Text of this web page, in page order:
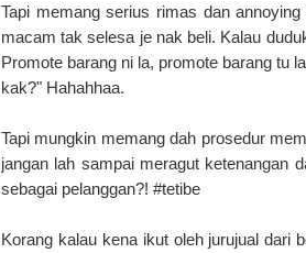
Tapi memang serius rimas dan
macam tak selesa je nak beli. Kalau
Promote barang ni la, promote barang tu
kak?" Hahahhaa.
Tapi mungkin memang dah prosedur
jangan lah sampai meragut ketenangan
sebagai pelanggan?! #tetibe
Korang kalau kena ikut oleh jurujual dari